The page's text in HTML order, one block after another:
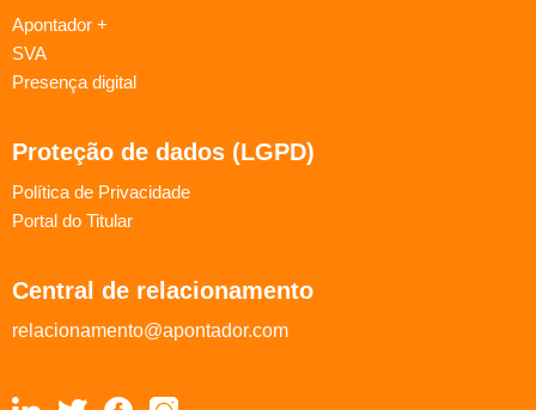
Apontador +
SVA
Presença digital
Proteção de dados (LGPD)
Política de Privacidade
Portal do Titular
Central de relacionamento
relacionamento@apontador.com